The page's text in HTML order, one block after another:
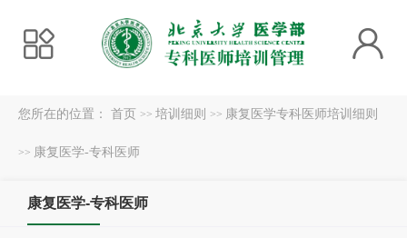
您所在的位置： 首页 >> 培训细则 >> 康复医学专科医师培训细则
>> 康复医学-专科医师
康复医学-专科医师